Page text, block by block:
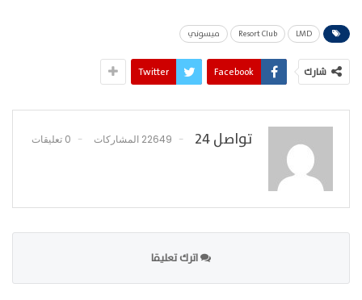
LMD
Resort Club ميسوني
شارك Facebook
Twitter
تواصل 24 22649 المشاركات 0 تعليقات
اترك تعليقا